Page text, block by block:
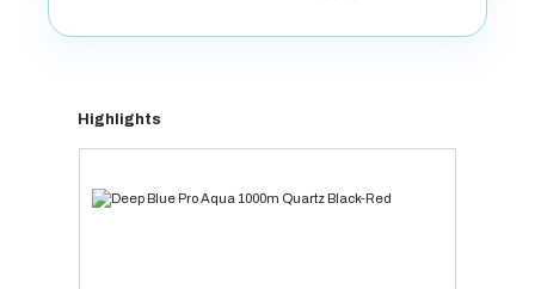
Produktgalerie überspringen
Highlights